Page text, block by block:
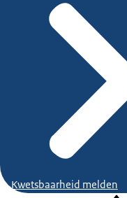
Kwetsbaarheid melden